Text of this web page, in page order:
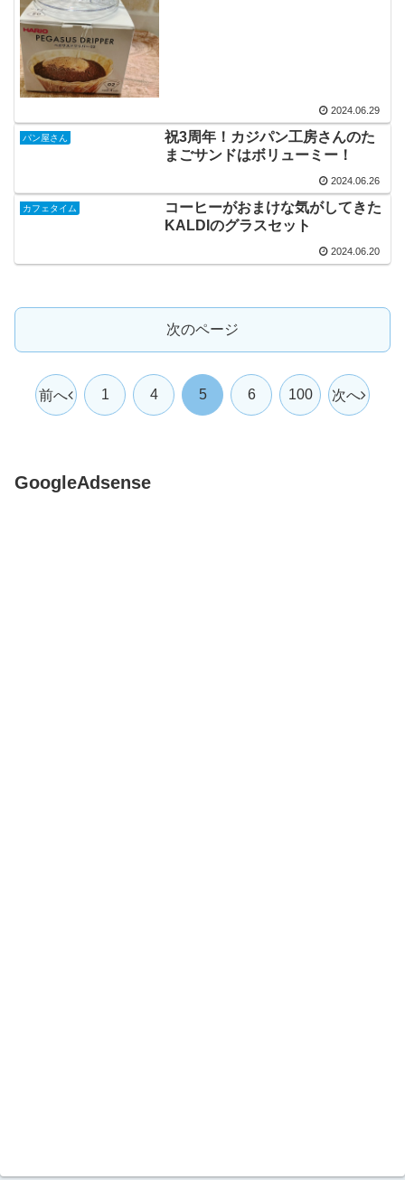
2024.06.29
パン屋さん
祝3周年！カジパン工房さんのた
まごサンドはボリューミー！
2024.06.26
カフェタイム
コーヒーがおまけな気がしてきた
KALDIのグラスセット
2024.06.20
次のページ
前へ 1 4 5 6 100 次へ
GoogleAdsense